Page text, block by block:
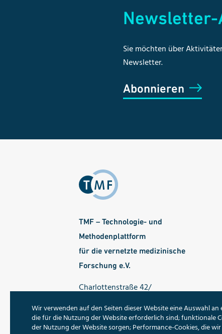
Newsletter-
Sie möchten über
Newsletter.
Abonnieren
TMF – Technologie- und
Methodenplattform
für die vernetzte medizinische
Forschung e.V.
Charlottenstraße 42/
10117 Berlin
Wir verwenden auf den Seiten dieser Website eine Auswahl
die für die Nutzung der Website erforderlich sind; funktionale
der Nutzung der Website sorgen; Performance-Cookies, die